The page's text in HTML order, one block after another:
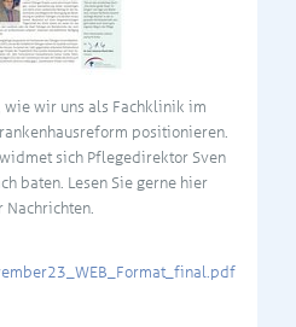
wir uns als Fachklinik im
positionieren.
sich Pflegedirektor Sven
baten. Lesen Sie gerne hier
Nachrichten.